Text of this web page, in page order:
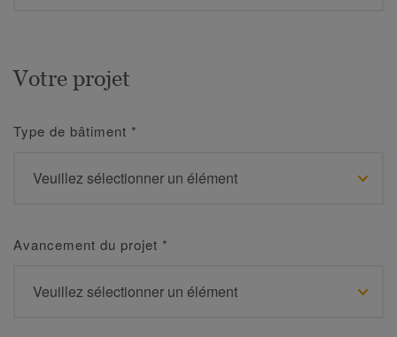
Votre projet
Type de bâtiment *
Avancement du projet *